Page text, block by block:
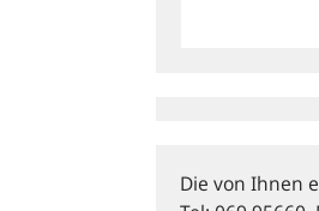
Die von Ihnen